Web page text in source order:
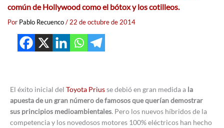
común de Hollywood como el bótox y los cotilleos.
Por Pablo Recuenco/22 de octubre de 2014
El éxito inicial del Toyota Priusse debió en gran medida a la
apuesta de un gran número de famosos que querían demostrar
sus principios medioambientales. Pero los nuevos híbridos de la
competencia y los novedosos motores 100% eléctricos han hecho